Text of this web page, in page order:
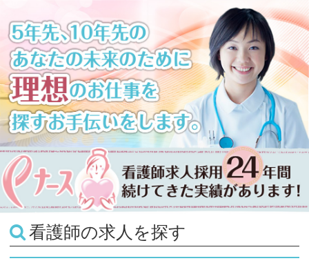
看護師の求人を探す